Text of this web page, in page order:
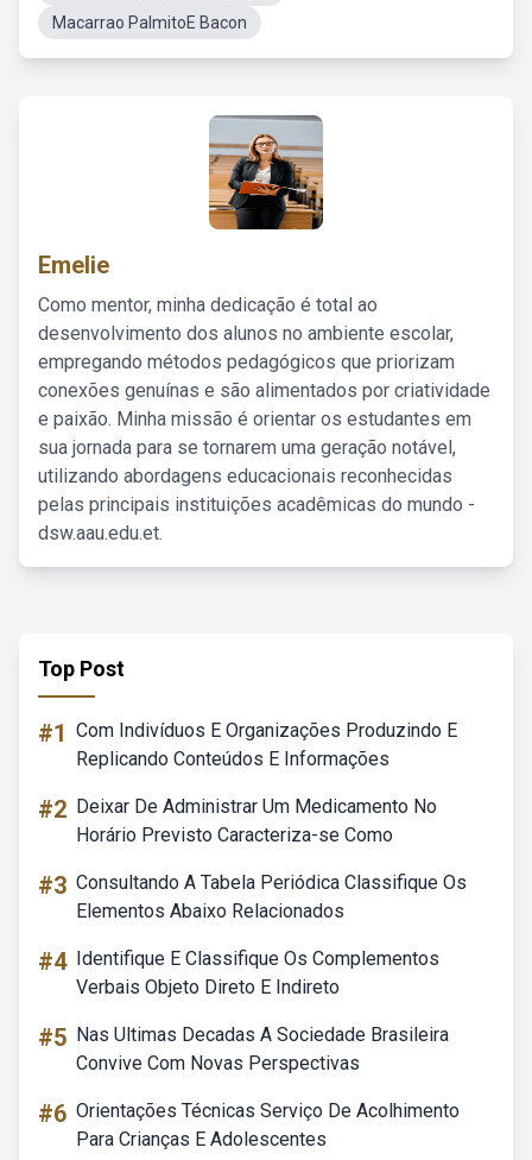
Macarrao PalmitoE Bacon
Emelie
Como mentor, minha dedicação é total ao
desenvolvimento dos alunos no ambiente escolar,
empregando métodos pedagógicos que priorizam
conexões genuínas e são alimentados por criatividade
e paixão. Minha missão é orientar os estudantes em
sua jornada para se tornarem uma geração notável,
utilizando abordagens educacionais reconhecidas
pelas principais instituições acadêmicas do mundo -
dsw.aau.edu.et.
Top Post
#1 Com Indivíduos E Organizações Produzindo E
Replicando Conteúdos E Informações
#2 Deixar De Administrar Um Medicamento No
Horário Previsto Caracteriza-se Como
#3 Consultando A Tabela Periódica Classifique Os
Elementos Abaixo Relacionados
#4 Identifique E Classifique Os Complementos
Verbais Objeto Direto E Indireto
#5 Nas Ultimas Decadas A Sociedade Brasileira
Convive Com Novas Perspectivas
#6 Orientações Técnicas Serviço De Acolhimento
Para Crianças E Adolescentes